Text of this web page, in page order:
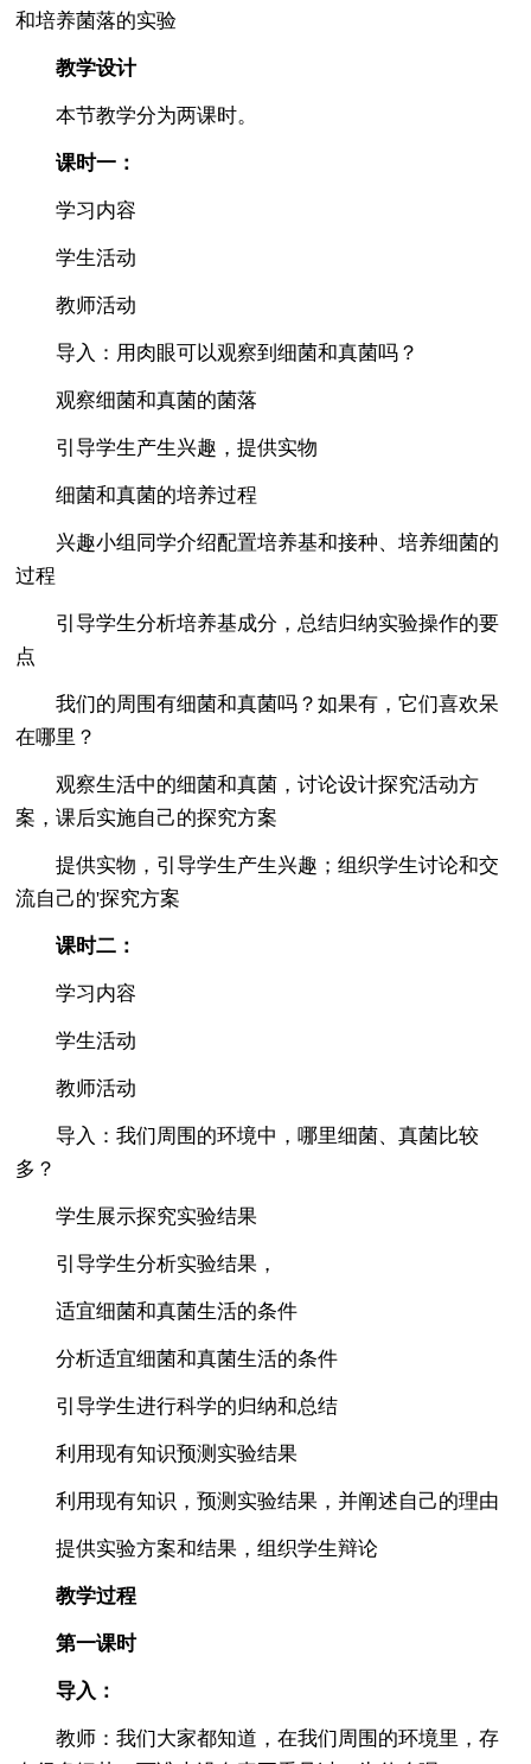
和培养菌落的实验
教学设计
本节教学分为两课时。
课时一：
学习内容
学生活动
教师活动
导入：用肉眼可以观察到细菌和真菌吗？
观察细菌和真菌的菌落
引导学生产生兴趣，提供实物
细菌和真菌的培养过程
兴趣小组同学介绍配置培养基和接种、培养细菌的
过程
引导学生分析培养基成分，总结归纳实验操作的要
点
我们的周围有细菌和真菌吗？如果有，它们喜欢呆
在哪里？
观察生活中的细菌和真菌，讨论设计探究活动方
案，课后实施自己的探究方案
提供实物，引导学生产生兴趣；组织学生讨论和交
流自己的'探究方案
课时二：
学习内容
学生活动
教师活动
导入：我们周围的环境中，哪里细菌、真菌比较
多？
学生展示探究实验结果
引导学生分析实验结果，
适宜细菌和真菌生活的条件
分析适宜细菌和真菌生活的条件
引导学生进行科学的归纳和总结
利用现有知识预测实验结果
利用现有知识，预测实验结果，并阐述自己的理由
提供实验方案和结果，组织学生辩论
教学过程
第一课时
导入：
教师：我们大家都知道，在我们周围的环境里，存